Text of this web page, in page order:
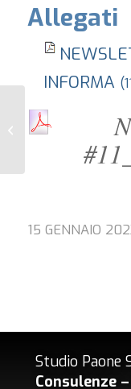
Allegati
INFORMA
15 GENNAIO
Studio Paone
Consulenze
Art. 1102 – Uso